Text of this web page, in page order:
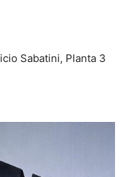
Sabatini, Planta 3